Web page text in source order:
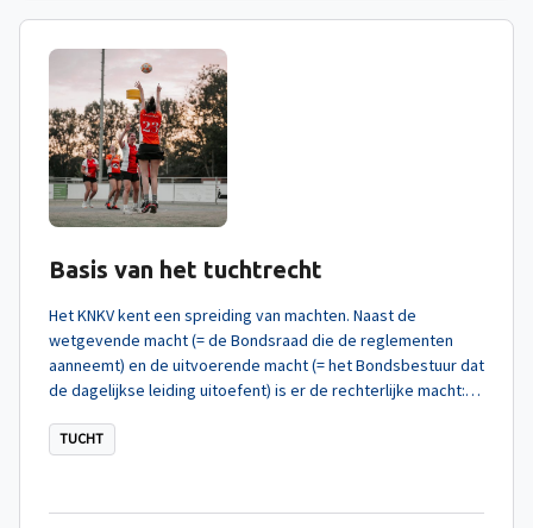
Basis van het tuchtrecht
Het KNKV kent een spreiding van machten. Naast de
wetgevende macht (= de Bondsraad die de reglementen
aanneemt) en de uitvoerende macht (= het Bondsbestuur dat
de dagelijkse leiding uitoefent) is er de rechterlijke macht:
TUCHT